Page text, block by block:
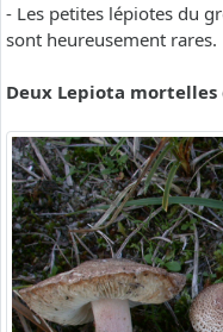
- Les petites lépiotes du
sont heureusement rares.
Deux Lepiota